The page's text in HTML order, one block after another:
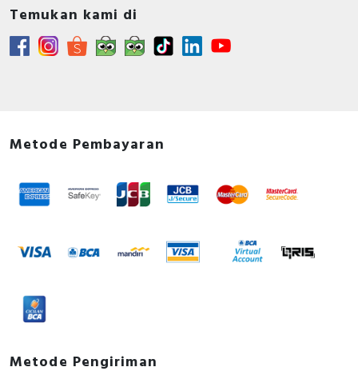
Temukan kami di
Metode Pembayaran
Metode Pengiriman